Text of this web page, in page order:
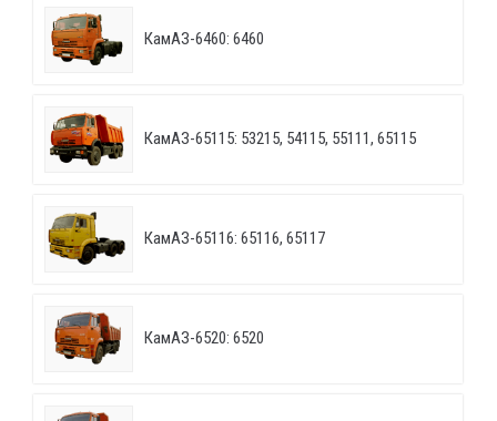
КамАЗ-6460: 6460
КамАЗ-65115: 53215, 54115, 55111, 65115
КамАЗ-65116: 65116, 65117
КамАЗ-6520: 6520